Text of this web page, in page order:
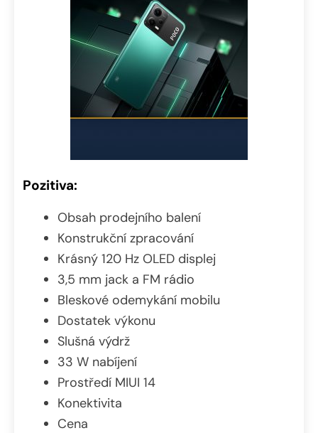
Pozitiva:
Obsah prodejního balení
Konstrukční zpracování
Krásný 120 Hz OLED displej
3,5 mm jack a FM rádio
Bleskové odemykání mobilu
Dostatek výkonu
Slušná výdrž
33 W nabíjení
Prostředí MIUI 14
Konektivita
Cena